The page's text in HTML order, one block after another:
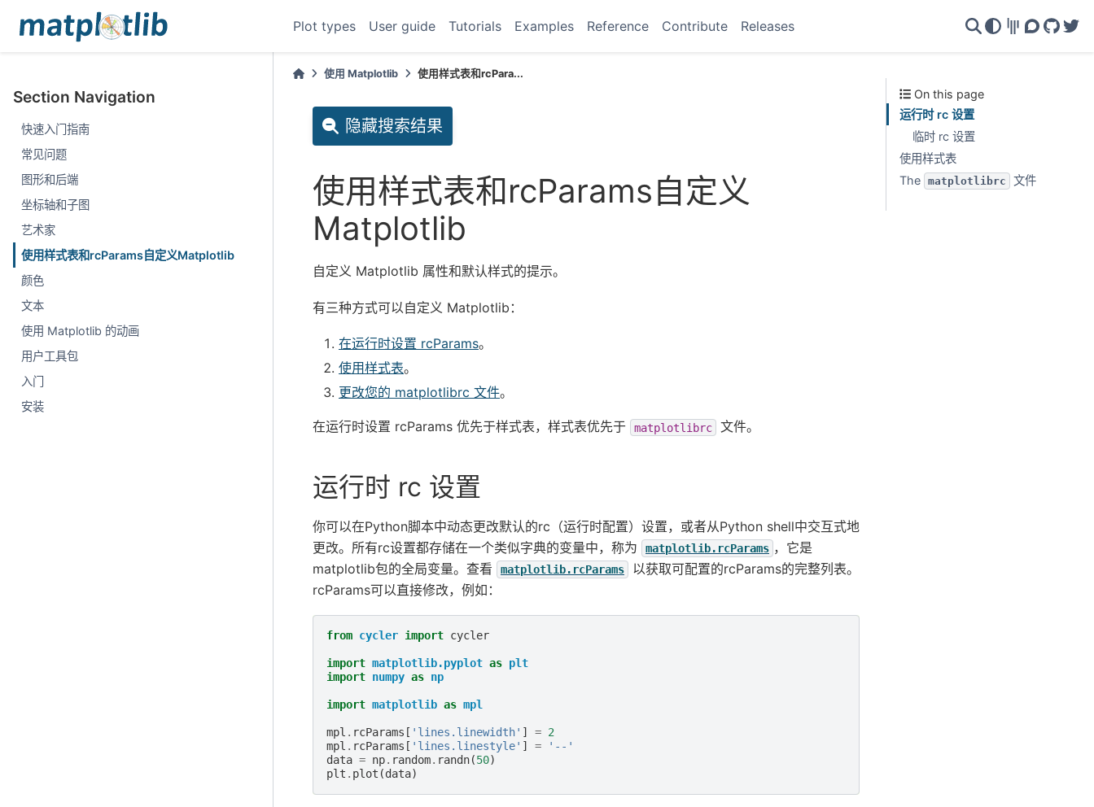
Plot types User guide Tutorials Examples Reference Contribute Releases
GitterDiscourse
GitHub
Section Navigation
快速入门指南
常见问题
图形和后端
坐标轴和子图
艺术家
使用样式表和rcParams自定义Matplotlib
颜色
文本
使用 Matplotlib 的动画
用户工具包
入门
安装
使用 Matplotlib 使用样式表和rcPara...
隐藏搜索结果
使用样式表和rcParams自定义
Matplotlib
自定义 Matplotlib 属性和默认样式的提示。
有三种方式可以自定义 Matplotlib：
在运行时设置 rcParams。
使用样式表。
更改您的 matplotlibrc 文件。
在运行时设置 rcParams 优先于样式表，样式表优先于 matplotlibrc 文件。
运行时 rc 设置
你可以在Python脚本中动态更改默认的rc（运行时配置）设置，或者从Python shell中交互式地
更改。所有rc设置都存储在一个类似字典的变量中，称为
matplotlib.rcParams ，它是
matplotlib包的全局变量。查看
matplotlib.rcParams
以获取可配置的rcParams的完整列表。
rcParams可以直接修改，例如：
from cycler import cycler
import matplotlib.pyplot as plt
import numpy as np
import matplotlib as mpl
mpl . rcParams [ 'lines.linewidth' ] = 2
mpl . rcParams [ 'lines.linestyle' ] =
'--'
data = np. random. randn(50)
plt . plot (data)
On this page
运行时 rc 设置
临时 rc 设置
使用样式表
The matplotlibrc 文件